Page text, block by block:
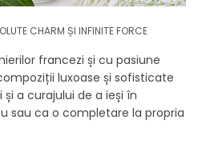
CHARM ȘI INFINITE FORCE
francezi și cu pasiune
luxoase și sofisticate
a curajului de a ieși în
sau ca o completare la propria